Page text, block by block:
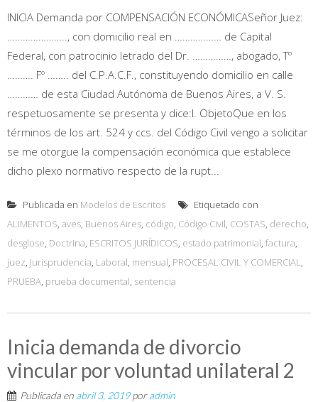
INICIA Demanda por COMPENSACIÓN ECONÓMICASeñor Juez:
………………….., con domicilio real en ……………… de Capital
Federal, con patrocinio letrado del Dr. ……………, abogado, Tº
………. Fº …….. del C.P.A.C.F., constituyendo domicilio en calle
………… de esta Ciudad Autónoma de Buenos Aires, a V. S.
respetuosamente se presenta y dice:I. ObjetoQue en los
términos de los art. 524 y ccs. del Código Civil vengo a solicitar
se me otorgue la compensación económica que establece
dicho plexo normativo respecto de la rupt...
Publicada en Modelos de Escritos
Etiquetado con
ALIMENTOS, aves, Buenos Aires, código, Código Civil, COSTAS, derecho,
desglose, Doctrina, ESCRITOS JURÍDICOS, estado patrimonial, factura,
juez, Jurisprudencia, Laboral, mensual, PROCESAL CIVIL Y COMERCIAL,
PRUEBA, prueba documental, sentencia
Inicia demanda de divorcio
vincular por voluntad unilateral 2
Publicada en abril 3, 2019poradmin